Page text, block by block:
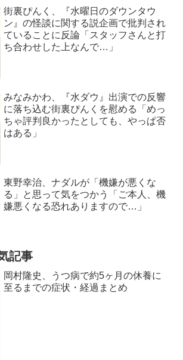
街裏ぴんく、『水曜日のダウンタウ
ン』の怪談に関する説企画で批判され
ていることに反論「スタッフさんと打
ち合わせした上なんで…」
みなみかわ、『水ダウ』出演での反響
に落ち込む街裏ぴんくを慰める「めっ
ちゃ評判良かったとしても、やっぱ否
はある」
東野幸治、ナダルが「機嫌が悪くな
る」と思って気をつかう「ご本人、機
嫌悪くなる恐れありますので…」
記事
岡村隆史、うつ病で約5ヶ月の休養に
至るまでの症状・経過まとめ